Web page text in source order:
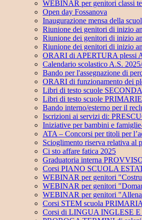
WEBINAR per genitori classi
Open day Fossanova
Inaugurazione mensa della
Riunione dei genitori di inizio
Riunione dei genitori di inizio
Riunione dei genitori di inizio
ORARI di APERTURA plessi
Calendario scolastico A.S.
Bando per l'assegnazione di
ORARI di funzionamento dei
Libri di testo scuole
Libri di testo scuole
Bando interno/esterno per il
Iscrizioni ai servizi di:
Iniziative per bambini e
ATA – Concorsi per titoli per
Scioglimento riserva relativa al
Ci sto affare fatica 2025
Graduatoria interna
Corsi PIANO SCUOLA
WEBINAR per genitori
WEBINAR per genitori
WEBINAR per genitori
Corsi STEM scuola
Corsi di LINGUA INGLESE